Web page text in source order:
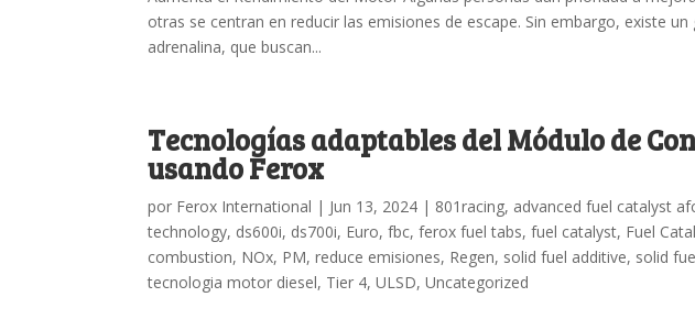
otras se centran en reducir las emisiones de escape. Sin embargo, existe
adrenalina, que buscan...
Tecnologías adaptables del Módulo de
usando Ferox
por Ferox International | Jun 13, 2024 | 801racing, advanced fuel catalyst
technology, ds600i, ds700i, Euro,fbc,ferox fuel tabs,fuel catalyst, Fuel
combustion, NOx, PM,reduce emisiones, Regen, solid fuel additive, solid
tecnologia motor diesel, Tier 4,ULSD,Uncategorized